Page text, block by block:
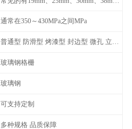
通常在350～430MPa之间MPa
普通型 防滑型 ‌烤漆型 封边型 ‌微孔 立体 加砂覆面型 平面型
玻璃钢格栅
玻璃钢
可支持定制
多种规格 品质保障